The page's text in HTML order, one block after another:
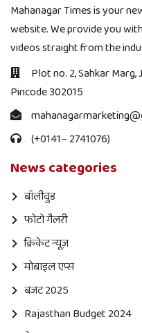
Mahanagar Times is your
website. We provide you
videos straight from the
Plot no. 2, Sahkar Marg,
Pincode 302015
(+0141– 2741076)
News categories
बॉलीवुड
फोटो गैलरी
क्रिकेट न्यूज़
मोबाइल एप्स
बजट 2025
Rajasthan Budget 2024